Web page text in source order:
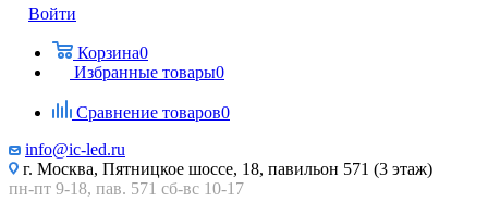
Войти
Корзина0
Избранные товары0
Сравнение товаров0
info@ic-led.ru
г. Москва, Пятницкое шоссе, 18, павильон 571 (3 этаж)
пн-пт 9-18, пав. 571 сб-вс 10-17